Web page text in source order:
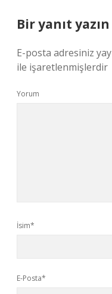
Bir yanıt yazın
E-posta adresiniz
ile işaretlenmişlerdir
Yorum
İsim*
E-Posta*